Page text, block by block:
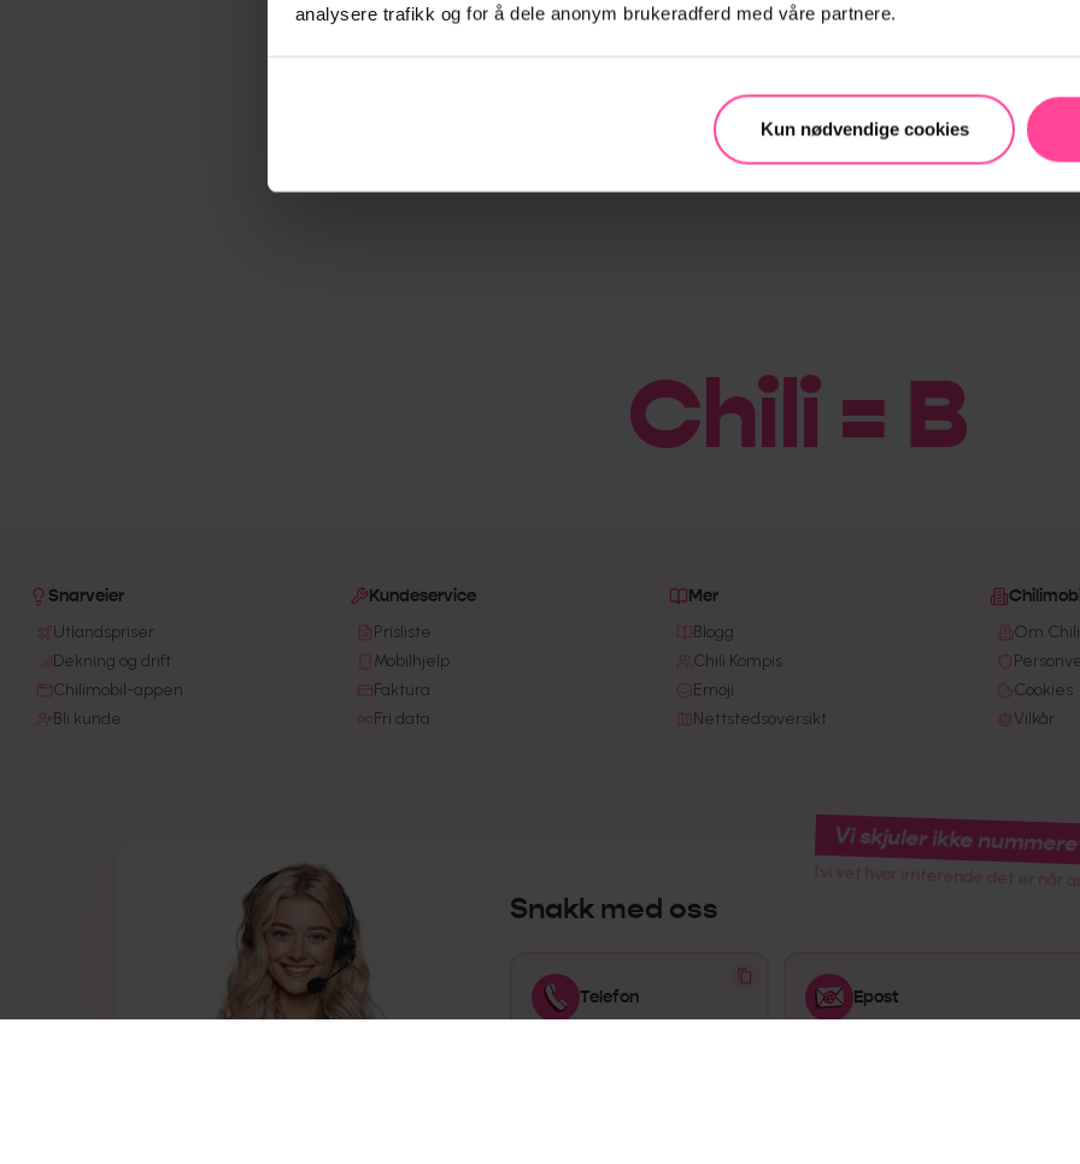
analysere trafikk og for å dele anonym brukeradferd med våre partnere.
Kun nødvendige cookies
Chili = Billig
Snarveier
Utlandspriser
Dekning og drift
Chilimobil-appen
Bli kunde
Kundeservice
Prisliste
Mobilhjelp
Faktura
Fri data
Mer
Blogg
Chili Kompis
Emoji
Nettstedsoversikt
Om
Cookies
Vilkår
Vi skjuler ikke
(vi vet hvor irriterende det er når
Snakk med oss
Telefon Epost